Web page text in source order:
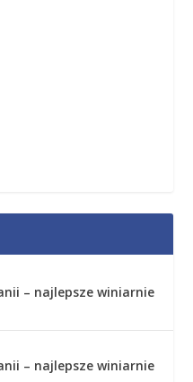
– najlepsze winiarnie
– najlepsze winiarnie